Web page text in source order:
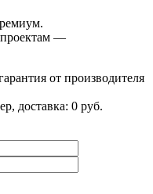
—
от производителя
доставка: 0 руб.